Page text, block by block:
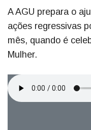
A AGU prepara o
ações regressivas
mês, quando é
Mulher.